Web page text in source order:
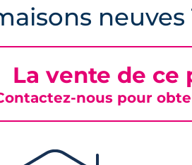
neuves
La vente de
nous pour